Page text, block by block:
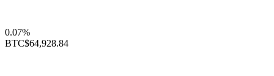
0.07%
BTC$64,928.84